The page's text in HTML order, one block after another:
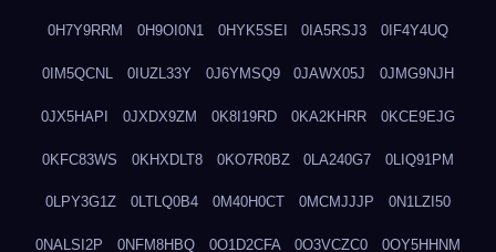
0H7Y9RRM 0H9OI0N1 0HYK5SEI 0IA5RSJ3 0IF4Y4UQ
0IM5QCNL 0IUZL33Y 0J6YMSQ9 0JAWX05J 0JMG9NJH
0JX5HAPI 0JXDX9ZM 0K8I19RD 0KA2KHRR 0KCE9EJG
0KFC83WS 0KHXDLT8 0KO7R0BZ 0LA240G7 0LIQ91PM
0LPY3G1Z 0LTLQ0B4 0M40H0CT 0MCMJJJP 0N1LZI50
0NALSI2P 0NFM8HBQ 0O1D2CFA 0O3VCZC0 0OY5HHNM